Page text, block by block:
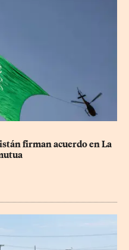
firman acuerdo en La